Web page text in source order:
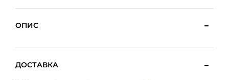
ОПИС
ДОСТАВКА